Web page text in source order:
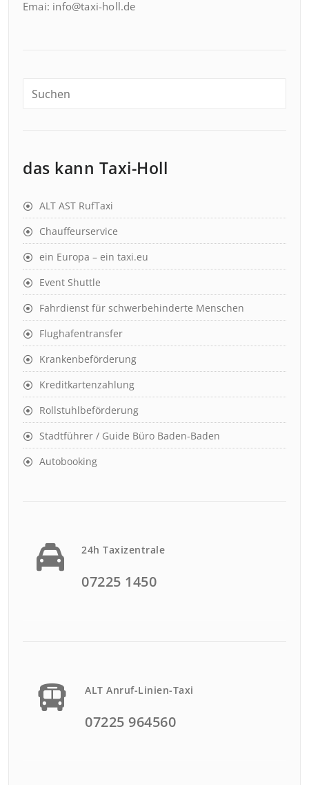
Emai: info@taxi-holl.de
das kann Taxi-Holl
ALT AST RufTaxi
Chauffeurservice
ein Europa – ein taxi.eu
Event Shuttle
Fahrdienst für schwerbehinderte Menschen
Flughafentransfer
Krankenbeförderung
Kreditkartenzahlung
Rollstuhlbeförderung
Stadtführer / Guide Büro Baden-Baden
Autobooking
24h Taxizentrale
07225 1450
ALT Anruf-Linien-Taxi
07225 964560